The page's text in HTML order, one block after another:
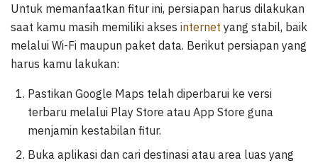
Untuk memanfaatkan fitur ini, persiapan harus dilakukan
saat kamu masih memiliki akses internet yang stabil, baik
melalui Wi-Fi maupun paket data. Berikut persiapan yang
harus kamu lakukan:
Pastikan Google Maps telah diperbarui ke versi
terbaru melalui Play Store atau App Store guna
menjamin kestabilan fitur.
Buka aplikasi dan cari destinasi atau area luas yang